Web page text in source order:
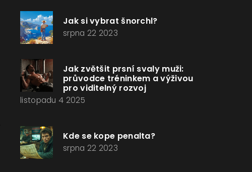
Jak si vybrat šnorchl?
srpna 22 2023
Jak zvětšit prsní svaly muži:
průvodce tréninkem a výživou
pro viditelný rozvoj
listopadu 4 2025
Kde se kope penalta?
srpna 22 2023